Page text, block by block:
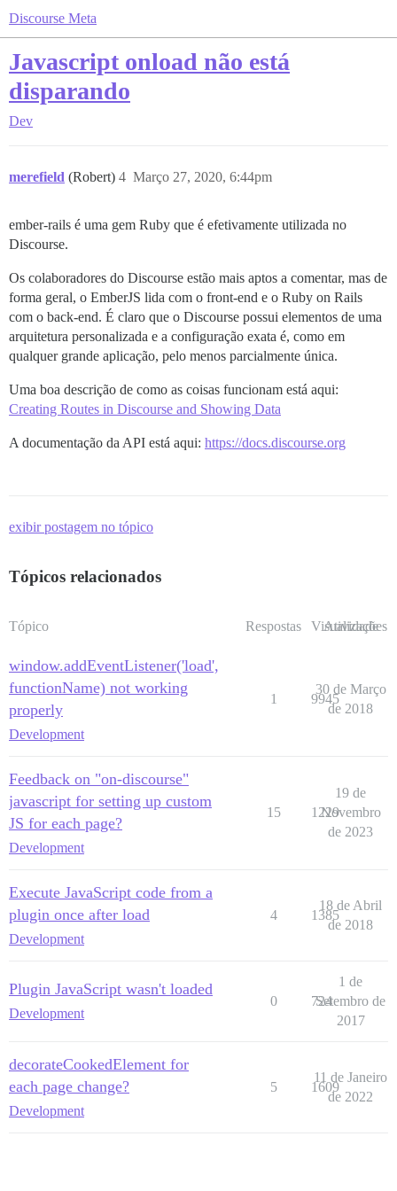
Discourse Meta
Javascript onload não está
disparando
Dev
merefield (Robert) Março 27, 2020, 6:44pm
4
ember-rails é uma gem Ruby que é efetivamente utilizada no
Discourse.
Os colaboradores do Discourse estão mais aptos a comentar, mas de
forma geral, o EmberJS lida com o front-end e o Ruby on Rails
com o back-end. É claro que o Discourse possui elementos de uma
arquitetura personalizada e a configuração exata é, como em
qualquer grande aplicação, pelo menos parcialmente única.
Uma boa descrição de como as coisas funcionam está aqui:
Creating Routes in Discourse and Showing Data
A documentação da API está aqui: https://docs.discourse.org
exibir postagem no tópico
Tópicos relacionados
Tópico Respostas Visualizações
Atividade
window.addEventListener('load',
functionName) not working
properly
Development
1 9945
30 de Março
de 2018
Feedback on "on-discourse"
javascript for setting up custom
JS for each page?
Development
15 1229
19 de
Novembro
de 2023
Execute JavaScript code from a
plugin once after load
Development
4 1385
18 de Abril
de 2018
Plugin JavaScript wasn't loaded
Development
0 724
1 de
Setembro de
2017
decorateCookedElement for
each page change?
Development
5 1609
11 de Janeiro
de 2022